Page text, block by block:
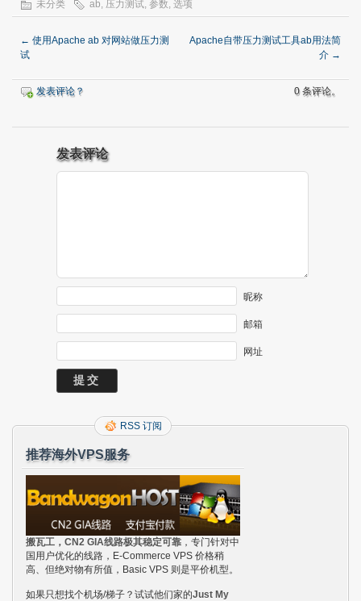
未分类 ab, 压力测试, 参数, 选项
← 使用Apache ab 对网站做压力测
试
Apache自带压力测试工具ab用法简
介 →
发表评论？ 0 条评论。
发表评论
昵称
邮箱
网址
RSS 订阅
推荐海外VPS服务
搬瓦工，CN2 GIA线路极其稳定可靠 ，专门针对中
国用户优化的线路，E-Commerce VPS 价格稍
高、但绝对物有所值，Basic VPS 则是平价机型。
如果只想找个机场/梯子？试试他们家的Just My